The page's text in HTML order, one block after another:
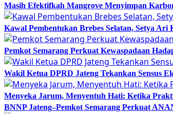
Masih Efektifkah Mangrove Menyimpan
Kawal Pembentukan Brebes Selatan, Setya Ari
Pemkot Semarang Perkuat Kewaspadaan
Wakil Ketua DPRD Jateng Tekankan Sensus
Menyeka Jarum, Menyentuh Hati: Ketika
BNNP Jateng–Pemkot Semarang Perkuat